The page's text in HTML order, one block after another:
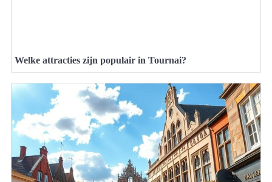
Welke attracties zijn populair in Tournai?